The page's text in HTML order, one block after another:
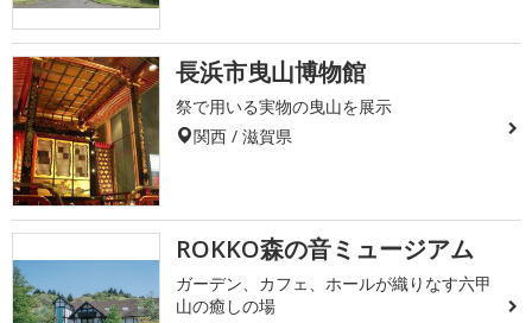
長浜市曳山博物館
祭で用いる実物の曳山を展示
関西 / 滋賀県
ROKKO森の音ミュージアム
ガーデン、カフェ、ホールが織りなす六甲
山の癒しの場